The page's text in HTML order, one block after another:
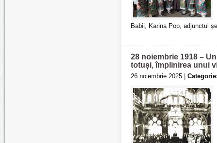
Babii, Karina Pop, adjunctul
28 noiembrie 1918 –
totuși, împlinirea unui
26 noiembrie 2025 |